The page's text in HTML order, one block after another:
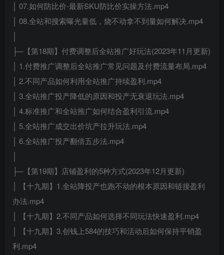
│ 07.如何防比价-最新SKU防比价实操方法.mp4
│ 08.全站和搜索曝光量低，烧不动拿不到量如何解决.mp4
├─【第18期】付费调整后全站推广好玩法(2023年11月更新)
│ 1.付费推广调整后全站推广常见问题及付费流量布局.mp4
│ 2.不同产品如何利用全站推广持续盈利.mp4
│ 3.全站推广投产降低的原因和投产无衰退玩法.mp4
│ 4.标准推广和全站推广如何结合盈利引流.mp4
│ 5.全站推广成交出价坑产拉升玩法.mp4
│ 6.全站推广投产翻倍五步法.mp4
├─【第19期】店铺盈利的5种方式(2023年12月更新)
│ 【十九期】1.全站降投产也跑不动的根本原因和链接盈利
办法.mp4
│ 【十九期】2.不同产品如何选择不同玩法快速盈利.mp4
│ 【十九期】3.创钱上584的技巧和活动后如何保持平销盈
利.mp4